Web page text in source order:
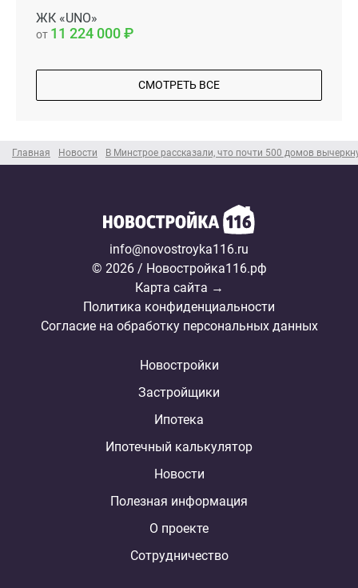
Главная Новости В Минстрое рассказали, что почти 500 домов
ЖК «UNO»
от 11 224 000
СМОТРЕТЬ ВСЕ
info@novostroyka116.ru
© 2026 / Новостройка116.рф
Карта сайта →
Политика конфиденциальности
Согласие на обработку персональных данных
Новостройки
Застройщики
Ипотека
Ипотечный калькулятор
Новости
Полезная информация
О проекте
Сотрудничество